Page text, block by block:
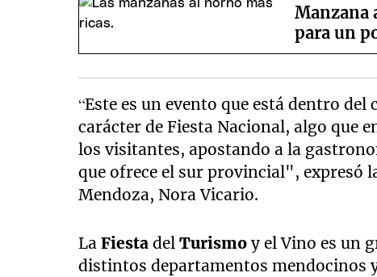
Manzana
para un
“Este es un evento que está dentro
carácter de Fiesta Nacional, algo que
los visitantes, apostando a la
que ofrece el sur provincial", expresó
Mendoza, Nora Vicario.
LaFiestadelTurismoy el Vino es un
distintos departamentos mendocinos